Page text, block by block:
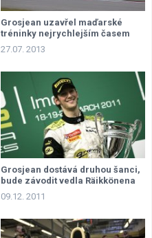
Grosjean uzavřel maďarské
tréninky nejrychlejším časem
27.07. 2013
Grosjean dostává druhou šanci,
bude závodit vedla Räikkönena
09.12. 2011